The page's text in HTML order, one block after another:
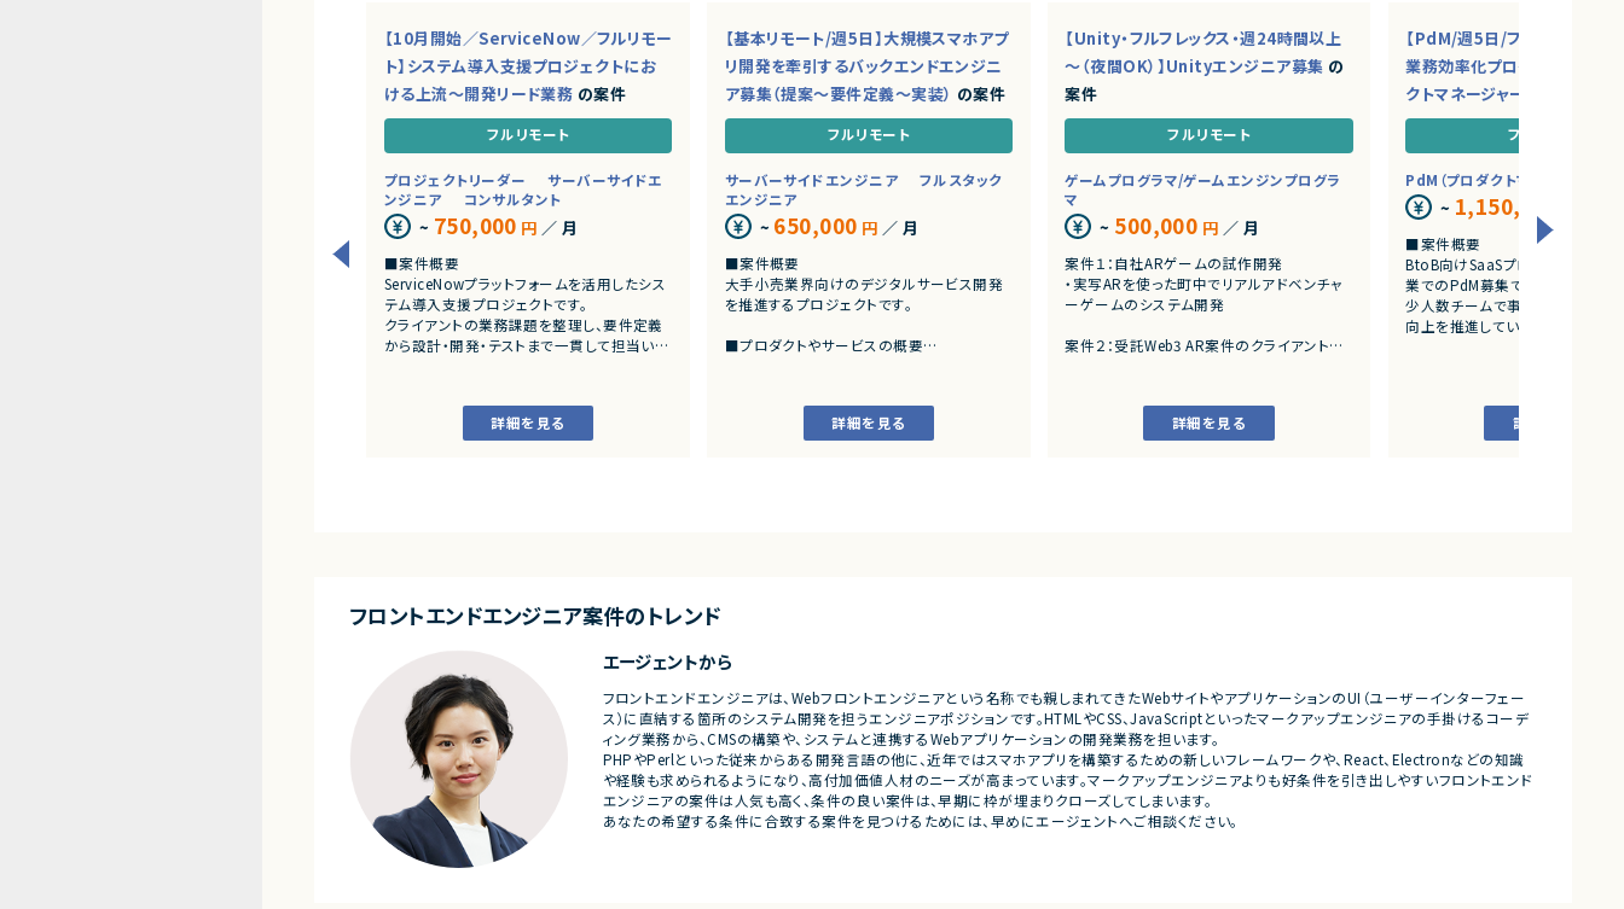
【10月開始／ServiceNow／フルリモー
ト】システム導入支援プロジェクトにお
ける上流～開発リード業務 の案件
フルリモート
プロジェクトリーダー
サーバーサイドエ
ンジニア
コンサルタント
~ 750,000 円 ／ 月
■案件概要
ServiceNowプラットフォームを活用したシス
テム導入支援プロジェクトです。
クライアントの業務課題を整理し、要件定義
から設計・開発・テストまで一貫して担当いた
・顧客との要件ヒアリングおよび要件定義
・少人数体制でのプロジェクト推進
・クライアントおよび開発メンバーとのコミュ
ニケーションあり
■募集背景
プロジェクト拡大に伴う増員募集
詳細を見る
【基本リモート/週5日】大規模スマホアプ
リ開発を牽引するバックエンドエンジニ
ア募集（提案～要件定義～実装） の案件
フルリモート
サーバーサイドエンジニア
フルスタック
エンジニア
~ 650,000 円 ／ 月
■案件概要
大手小売業界向けのデジタルサービス開発
を推進するプロジェクトです。
■プロダクトやサービスの概要
・既にサービス稼働中であり、数ヶ月から半
ケーション
■募集背景
・サービスの継続的な機能拡張に伴う増員募
集
■担当工程
・要件定義
・基本設計
詳細を見る
【Unity・フルフレックス・週24時間以上
～（夜間OK）】Unityエンジニア募集 の
案件
フルリモート
ゲームプログラマ/ゲームエンジンプログラ
マ
~ 500,000 円 ／ 月
案件１：自社ARゲームの試作開発
・実写ARを使った町中でリアルアドベンチャ
ーゲームのシステム開発
案件２：受託Web3 AR案件のクライアント開
詳細を見る
【PdM/週5日/フルリモ】AI・
業務効率化プロダクトを推進
クトマネージャー募集
フルリモート
PdM（プロダクトマネージャー）
~ 1,150,000
■案件概要
BtoB向けSaaSプロダクトを展開
業でのPdM募集です。
少人数チームで事業成長とプロ
向上を推進しています。
・ワークフロー管理サービス
・業務管理サービス
ングとの連携推進
・既存サービス拡大および新規プ
化に伴う体制増強
詳細を見る
フロントエンドエンジニア案件のトレンド
エージェントから
フロントエンドエンジニアは、Webフロントエンジニアという名称でも親しまれてきたWebサイトやアプリケーションのUI（ユーザーインターフェー
ス）に直結する箇所のシステム開発を担うエンジニアポジションです。HTMLやCSS、JavaScriptといったマークアップエンジニアの手掛けるコーデ
ィング業務から、CMSの構築や、システムと連携するWebアプリケーションの開発業務を担います。
PHPやPerlといった従来からある開発言語の他に、近年ではスマホアプリを構築するための新しいフレームワークや、React、Electronなどの知識
や経験も求められるようになり、高付加価値人材のニーズが高まっています。マークアップエンジニアよりも好条件を引き出しやすいフロントエンド
エンジニアの案件は人気も高く、条件の良い案件は、早期に枠が埋まりクローズしてしまいます。
あなたの希望する条件に合致する案件を見つけるためには、早めにエージェントへご相談ください。